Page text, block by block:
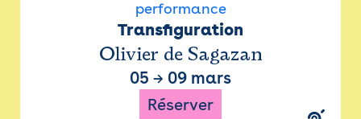
performance
Transfiguration
Olivier de Sagazan
05 → 09 mars
Réserver